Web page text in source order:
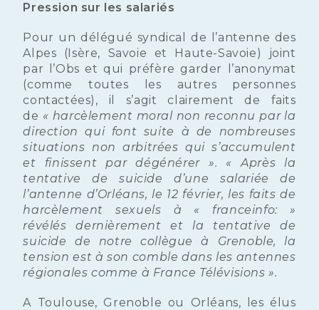
Pression sur les salariés
Pour un délégué syndical de l’antenne des
Alpes (Isère, Savoie et Haute-Savoie) joint
par l’Obs et qui préfère garder l’anonymat
(comme toutes les autres personnes
contactées), il s’agit clairement de faits
de « harcèlement moral non reconnu par la
direction qui font suite à de nombreuses
situations non arbitrées qui s’accumulent
et finissent par dégénérer ». « Après la
tentative de suicide d’une salariée de
l’antenne d’Orléans, le 12 février, les faits de
harcèlement sexuels à « franceinfo: »
révélés dernièrement et la tentative de
suicide de notre collègue à Grenoble, la
tension est à son comble dans les antennes
régionales comme à France Télévisions ».
A Toulouse, Grenoble ou Orléans, les élus